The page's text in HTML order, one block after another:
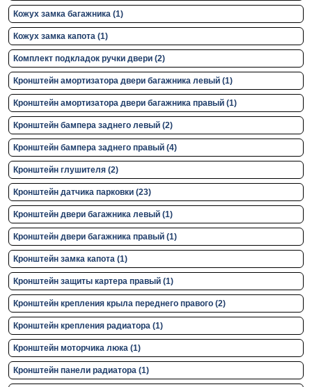
Кожух замка багажника (1)
Кожух замка капота (1)
Комплект подкладок ручки двери (2)
Кронштейн амортизатора двери багажника левый (1)
Кронштейн амортизатора двери багажника правый (1)
Кронштейн бампера заднего левый (2)
Кронштейн бампера заднего правый (4)
Кронштейн глушителя (2)
Кронштейн датчика парковки (23)
Кронштейн двери багажника левый (1)
Кронштейн двери багажника правый (1)
Кронштейн замка капота (1)
Кронштейн защиты картера правый (1)
Кронштейн крепления крыла переднего правого (2)
Кронштейн крепления радиатора (1)
Кронштейн моторчика люка (1)
Кронштейн панели радиатора (1)